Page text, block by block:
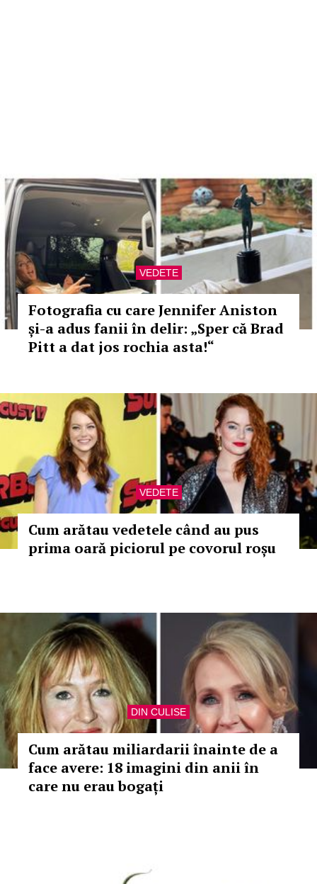
VEDETE
Fotografia cu care Jennifer Aniston
și-a adus fanii în delir: „Sper că Brad
Pitt a dat jos rochia asta!“
VEDETE
Cum arătau vedetele când au pus
prima oară piciorul pe covorul roșu
DIN CULISE
Cum arătau miliardarii înainte de a
face avere: 18 imagini din anii în
care nu erau bogați